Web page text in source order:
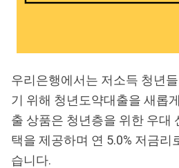
우리은행에서는 저소득 청년
기 위해 청년도약대출을 새롭
출 상품은 청년층을 위한 우대
택을 제공하며 연 5.0% 저금리
습니다.